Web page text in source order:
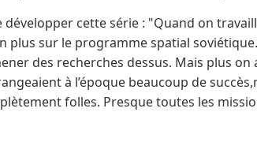
cette série : "Quand on
plus sur le programme spatial
des recherches dessus. Mais plus
à l’époque beaucoup de
folles. Presque toutes les